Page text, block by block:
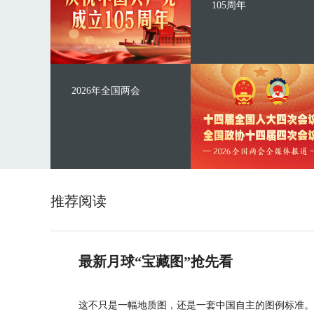
105周年
2026年全国两会
推荐阅读
最新月球“宝藏图”抢先看
这不只是一幅地质图，还是一套中国自主的图例标准。